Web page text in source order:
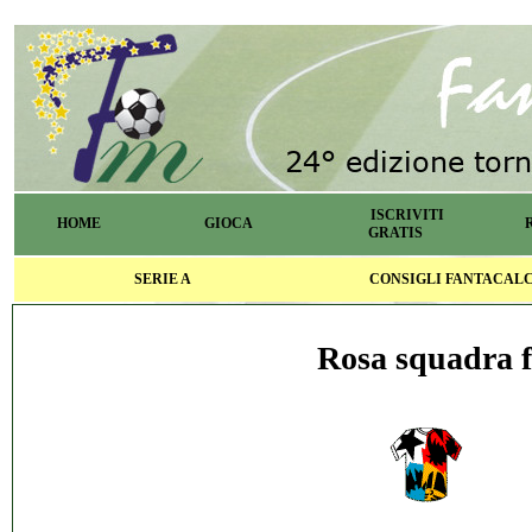
HOME GIOCA
ISCRIVITI
GRATIS
SERIE A CONSIGLI
Rosa squadra